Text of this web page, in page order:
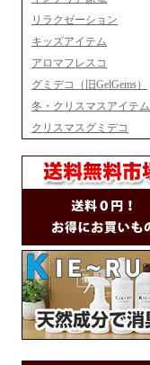
リラクゼーション
キッズアイテム
アロマフレスコ
グミデコ（旧GelGems）
冬・クリスマスアイテム
クリスマスグミデコ